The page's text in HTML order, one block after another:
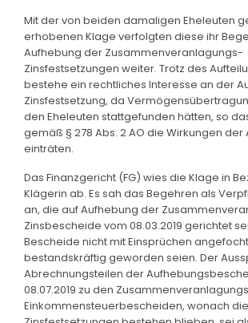
Mit der von beiden damaligen Eheleuten
erhobenen Klage verfolgten diese ihr
Aufhebung der Zusammenveranlagungs-
Zinsfestsetzungen weiter. Trotz des
bestehe ein rechtliches Interesse an der
Zinsfestsetzung, da
den Eheleuten stattgefunden hätten, so
gemäß § 278 Abs. 2 AO die Wirkungen der
einträten.
Das Finanzgericht (FG) wies die Klage in
Klägerin ab. Es sah das Begehren als
an, die auf Aufhebung der
Zinsbescheide vom 08.03.2019 gerichtet
Bescheide nicht mit Einsprüchen
bestandskräftig geworden seien. Der
Abrechnungsteilen der
08.07.2019 zu den
Einkommensteuerbescheiden, wonach die